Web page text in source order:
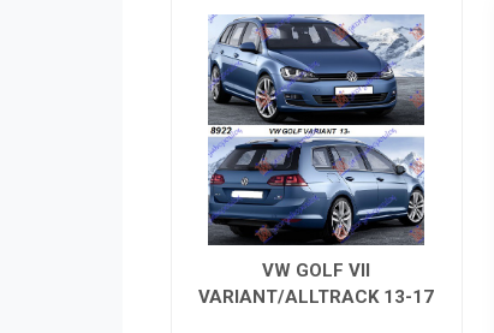
VW GOLF VII
VARIANT/ALLTRACK 13-17